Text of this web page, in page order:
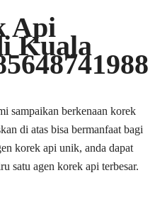
Api
Kuala
sampaikan berkenaan korek
di atas bisa bermanfaat bagi
korek api unik, anda dapat
satu agen korek api terbesar.